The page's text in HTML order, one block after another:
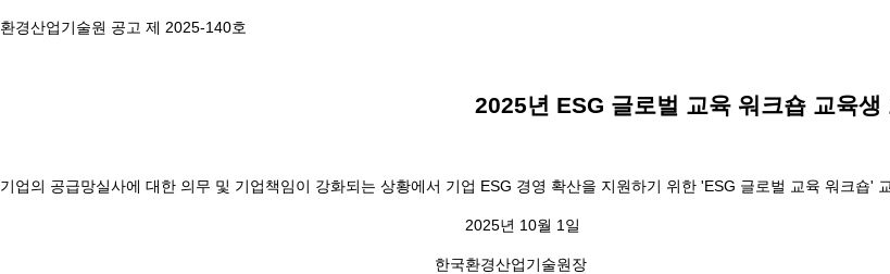
환경산업기술원 공고 제 2025-140호
2025년 ESG 글로벌 교육 워크숍 교육생
기업의 공급망실사에 대한 의무 및 기업책임이 강화되는 상황에서 기업 ESG 경영 확산을 지원하기 위한 'ESG 글로벌 교육 워크숍'
2025년 10월 1일
한국환경산업기술원장